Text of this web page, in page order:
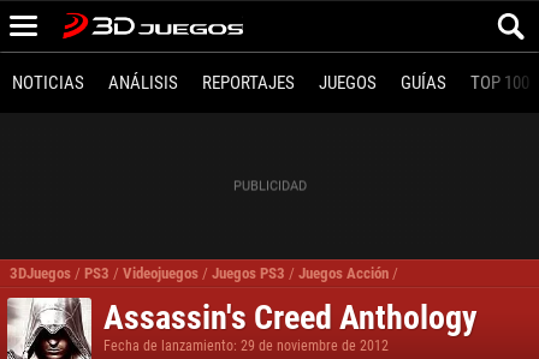
NOTICIAS ANÁLISIS REPORTAJES JUEGOS GUÍAS TOP 100
3DJuegos / PS3 / Videojuegos / Juegos PS3 / Juegos Acción /
Assassin's Creed Anthology
Fecha de lanzamiento: 29 de noviembre de 2012